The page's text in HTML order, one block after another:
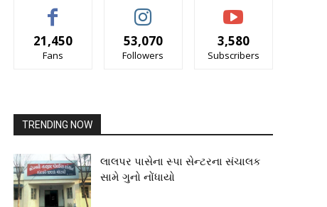
21,450
Fans
53,070
Followers
3,580
Subscribers
TRENDING NOW
લાલપર પાસેના સ્પા સેન્ટરના સંચાલક
સામે ગુનો નોંધાયો